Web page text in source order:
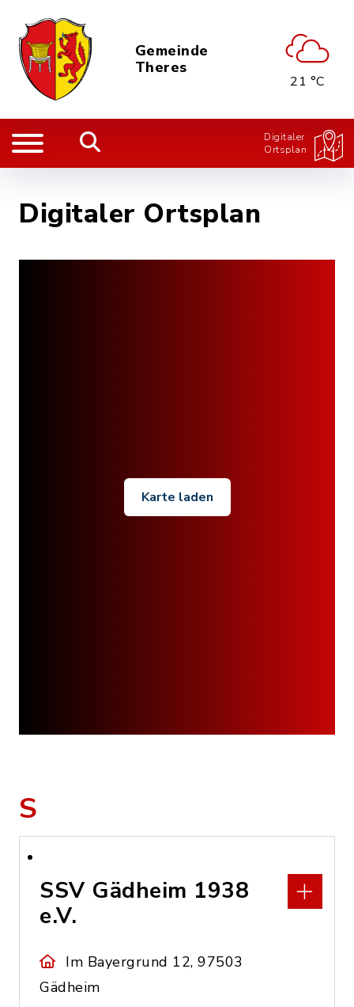
Gemeinde
Theres
21 °C
Digitaler
Ortsplan
Digitaler Ortsplan
Karte laden
S
SSV Gädheim 1938
e.V.
Im Bayergrund 12, 97503
Gädheim